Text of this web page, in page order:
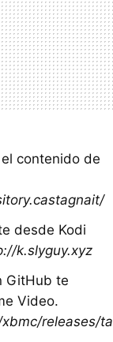
contenido de
desde Kodi
k.slyguy.xyz
GitHub te
Video.
releases/